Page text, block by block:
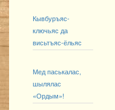
Кывбуръяс-
ключьяс да
висьтъяс-ёльяс
Мед паськалас,
шылялас
«Ордым»!